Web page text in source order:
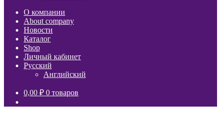
О компании
About company
Новости
Каталог
Shop
Личный кабинет
Русский
Английский
0,00 ₽ 0 товаров